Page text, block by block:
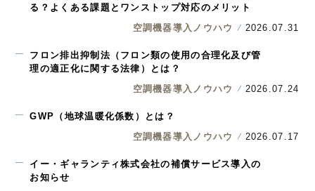
る？よくある課題とワンストップ対応のメリット
空調機器導入ノウハウ
2026.07.31
フロン排出抑制法（フロン類の使用の合理化及び管
理の適正化に関する法律）とは？
空調機器導入ノウハウ
2026.07.24
GWP（地球温暖化係数）とは？
空調機器導入ノウハウ
2026.07.17
イー・ギャランティ株式会社の補償サービス導入の
お知らせ